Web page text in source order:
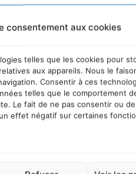
consentement aux cookies
telles que les cookies pour
aux appareils. Nous le
Consentir à ces
telles que le comportement
Le fait de ne pas consentir ou
effet négatif sur certaines